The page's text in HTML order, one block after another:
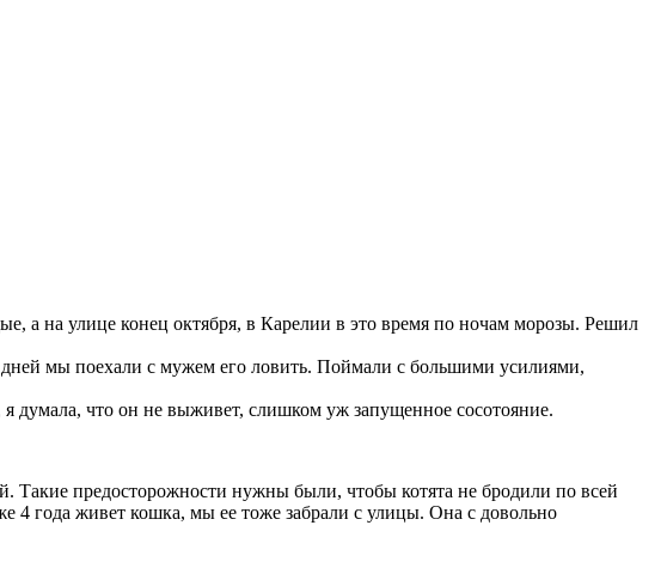
а на улице конец октября, в Карелии в это время по ночам морозы. Решил
дней мы поехали с мужем его ловить. Поймали с большими усилиями,
думала, что он не выживет, слишком уж запущенное сосотояние.
Такие предосторожности нужны были, чтобы котята не бродили по всей
4 года живет кошка, мы ее тоже забрали с улицы. Она с довольно